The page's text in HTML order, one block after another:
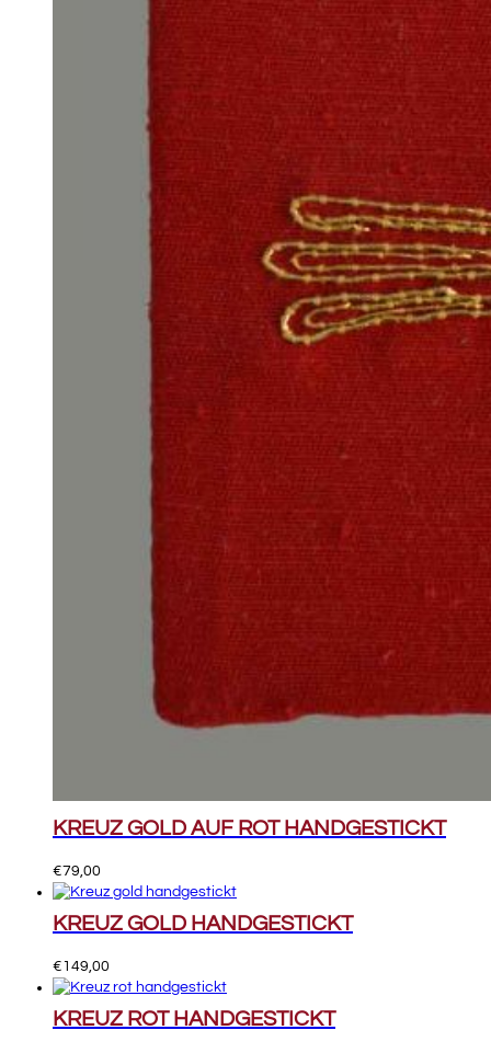
KREUZ GOLD AUF ROT HANDGESTICKT
€79,00
KREUZ GOLD HANDGESTICKT
€149,00
KREUZ ROT HANDGESTICKT